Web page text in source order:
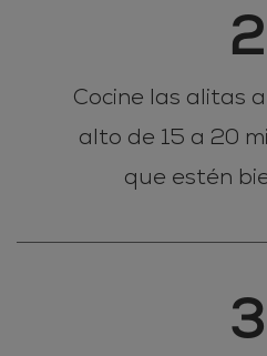
2
Cocine las alitas
alto de 15 a 20
que estén
3